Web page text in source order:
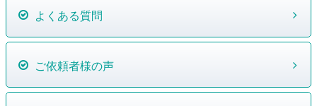
よくある質問
ご依頼者様の声